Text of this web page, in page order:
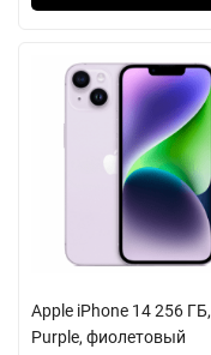
Apple iPhone 14 256 ГБ,
Purple, фиолетовый